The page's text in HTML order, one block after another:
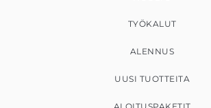
TYÖKALUT
ALENNUS
UUSI TUOTTEITA